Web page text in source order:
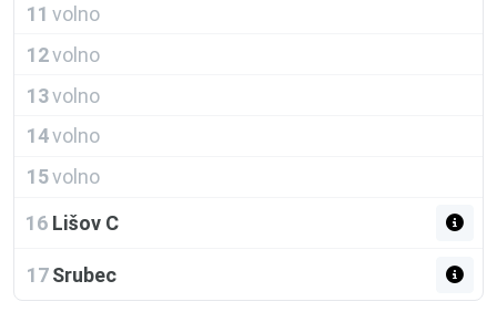
11 volno
12volno
13volno
14volno
15volno
16 Lišov C
17 Srubec